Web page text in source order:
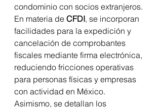
condominio con socios extranjeros.
En materia de CFDI, se incorporan
facilidades para la expedición y
cancelación de comprobantes
fiscales mediante firma electrónica,
reduciendo fricciones operativas
para personas físicas y empresas
con actividad en México.
Asimismo, se detallan los